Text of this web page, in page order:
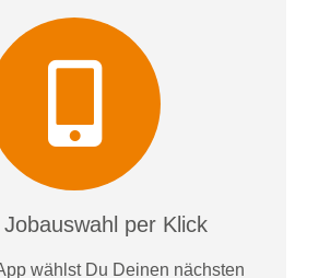
Jobauswahl per Klick
wählst Du Deinen nächsten